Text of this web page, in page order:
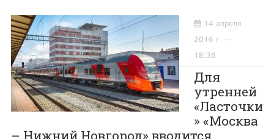
14 апреля
2016 г. —
18:36
Для
утренней
«Ласточки
» «Москва
– Нижний Новгород» вводится